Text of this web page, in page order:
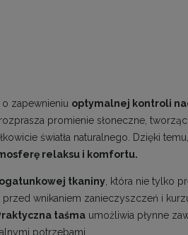
o zapewnieniu optymalnej kontroli
promienie słoneczne,
światła naturalnego. Dzięki
relaksu i komfortu.
tkaniny, która nie tylko
przed wnikaniem zanieczyszczeń i
taśma umożliwia płynne
potrzebami.